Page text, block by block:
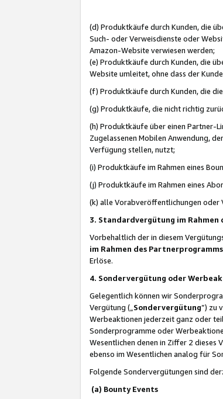
(d) Produktkäufe durch Kunden, die
Such- oder Verweisdienste oder
Amazon-Website verwiesen werden;
(e) Produktkäufe durch Kunden, die
Website umleitet, ohne dass der
(f) Produktkäufe durch Kunden, die
(g) Produktkäufe, die nicht richtig
(h) Produktkäufe über einen Partner-
Zugelassenen Mobilen Anwendung,
Verfügung stellen, nutzt;
(i) Produktkäufe im Rahmen eines
(j) Produktkäufe im Rahmen eines
(k) alle Vorabveröffentlichungen oder
3. Standardvergütung im
Vorbehaltlich der in diesem
im Rahmen des Partnerprogramms
Erlöse.
4. Sondervergütung oder
Gelegentlich können wir
Vergütung („ Sondervergütung”) zu
Werbeaktionen jederzeit ganz oder
Sonderprogramme oder
Wesentlichen denen in Ziffer 2
ebenso im Wesentlichen analog für
Folgende Sondervergütungen sind
(a) Bounty Events